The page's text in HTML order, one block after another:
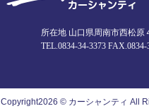
所在地 山口県周南市西松原
TEL. 0834-34-3373 FAX.0834-
Copyright2026 © カーシャンティ All